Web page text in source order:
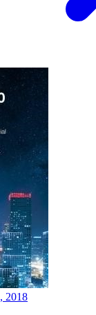
2018